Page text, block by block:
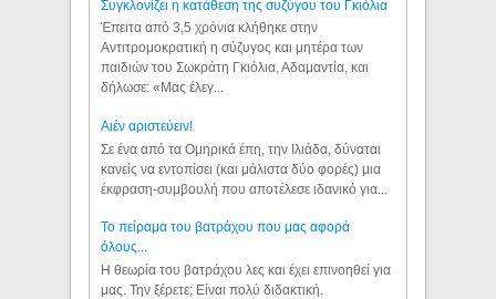
Συγκλονίζει η κατάθεση της συζύγου του Γκιόλια
Έπειτα από 3,5 χρόνια κλήθηκε στην
Αντιτρομοκρατική η σύζυγος και μητέρα των
παιδιών του Σωκράτη Γκιόλια, Αδαμαντία, και
δήλωσε: «Μας έλεγ...
Aιέν αριστεύειν!
Σε ένα από τα Ομηρικά έπη, την Ιλιάδα, δύναται
κανείς να εντοπίσει (και μάλιστα δύο φορές) μια
έκφραση-συμβουλή που αποτέλεσε ιδανικό για...
Το πείραμα του βατράχου που μας αφορά
όλους...
Η θεωρία του βατράχου λες και έχει επινοηθεί για
μας. Την ξέρετε; Είναι πολύ διδακτική.